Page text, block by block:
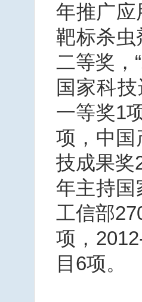
年推广应
靶标杀虫
二等奖，
国家科
一等奖1
项，中国
技成果奖
年主持国
工信部
项，
目6项。